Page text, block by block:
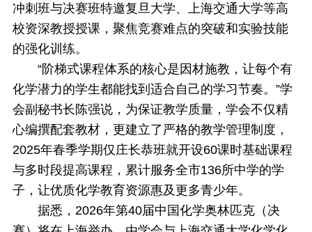
冲刺班与决赛班特邀复旦大学、上海交通大学等高
校资深教授授课，聚焦竞赛难点的突破和实验技能
的强化训练。
“阶梯式课程体系的核心是因材施教，让每个有
化学潜力的学生都能找到适合自己的学习节奏。”学
会副秘书长陈强说，为保证教学质量，学会不仅精
心编撰配套教材，更建立了严格的教学管理制度，
2025年春季学期仅庄长恭班就开设60课时基础课程
与多时段提高课程，累计服务全市136所中学的学
子，让优质化学教育资源惠及更多青少年。
据悉，2026年第40届中国化学奥林匹克（决